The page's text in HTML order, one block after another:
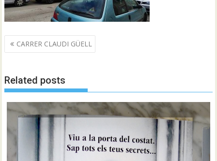
Navegació
d'entrades
CARRER CLAUDI GÜELL
Related posts